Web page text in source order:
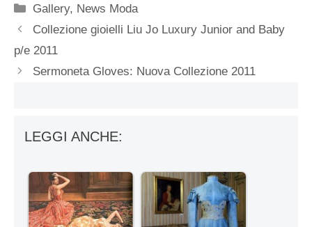
Categorie
Gallery, News Moda
Collezione gioielli Liu Jo Luxury Junior and Baby
p/e 2011
Sermoneta Gloves: Nuova Collezione 2011
LEGGI ANCHE: